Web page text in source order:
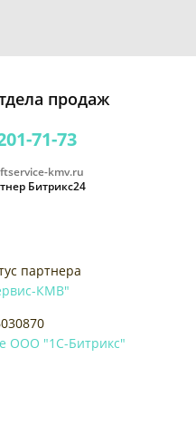
продаж
71-73
kmv.ru
Битрикс24
партнера
КМВ"
ООО "1С-Битрикс"